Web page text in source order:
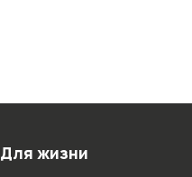
Для жизни